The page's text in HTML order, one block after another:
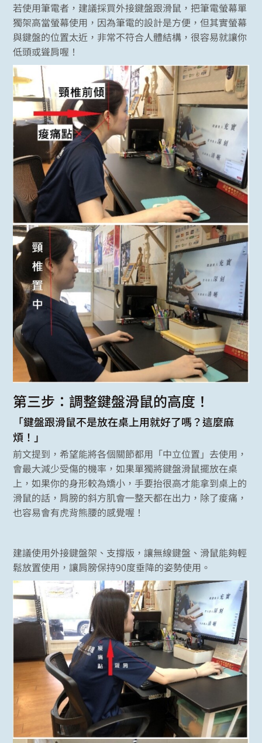
若使用筆電者，建議採買外接鍵盤跟滑鼠，把筆電螢幕單
獨架高當螢幕使用，因為筆電的設計是方便，但其實螢幕
與鍵盤的位置太近，非常不符合人體結構，很容易就讓你
低頭或聳肩喔！
第三步：調整鍵盤滑鼠的高度！
「鍵盤跟滑鼠不是放在桌上用就好了嗎？這麼麻
煩！」
前文提到，希望能將各個關節都用「中立位置」去使用，
會最大減少受傷的機率，如果單獨將鍵盤滑鼠擺放在桌
上，如果你的身形較為嬌小，手要抬很高才能拿到桌上的
滑鼠的話，肩膀的斜方肌會一整天都在出力，除了痠痛，
也容易會有虎背熊腰的感覺喔！
建議使用外接鍵盤架、支撐版，讓無線鍵盤、滑鼠能夠輕
鬆放置使用，讓肩膀保持90度垂降的姿勢使用。